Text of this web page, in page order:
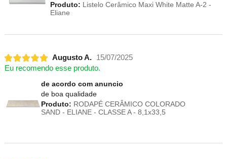
Produto: Listelo Cerâmico Maxi White Matte A-2 -
Eliane
Augusto A.
15/07/2025
Eu recomendo esse produto.
de acordo com anuncio
de boa qualidade
Produto: RODAPÉ CERÂMICO COLORADO
SAND - ELIANE - CLASSE A - 8,1x33,5